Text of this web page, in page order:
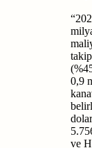
0,9
ve